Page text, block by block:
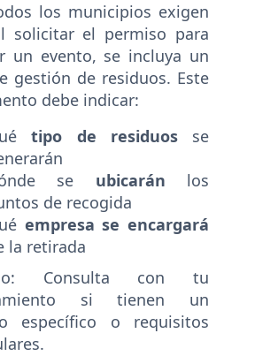
los municipios exigen
solicitar el permiso para
un evento, se incluya un
gestión de residuos. Este
debe indicar:
tipo de residuosse
se ubicarán los
de recogida
empresa se encargará
la retirada
Consulta con tu
si tienen un
específico o requisitos